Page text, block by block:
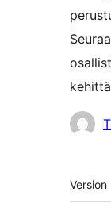
Version